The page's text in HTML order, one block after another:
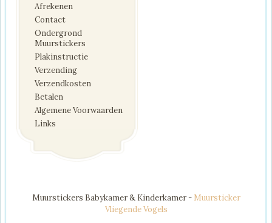
Afrekenen
Contact
Ondergrond
Muurstickers
Plakinstructie
Verzending
Verzendkosten
Betalen
Algemene Voorwaarden
Links
Muurstickers Babykamer & Kinderkamer - Muursticker
Vliegende Vogels